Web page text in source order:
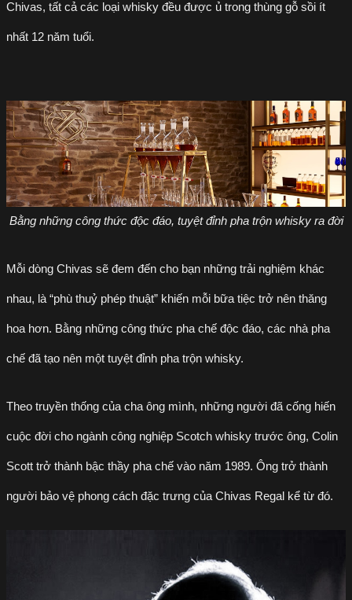
Chivas, tất cả các loại whisky đều được ủ trong thùng gỗ sồi ít
nhất 12 năm tuổi.
Bằng những công thức độc đáo, tuyệt đỉnh pha trộn whisky ra đời
Mỗi dòng Chivas sẽ đem đến cho bạn những trải nghiệm khác
nhau, là “phù thuỷ phép thuật” khiến mỗi bữa tiệc trở nên thăng
hoa hơn. Bằng những công thức pha chế độc đáo, các nhà pha
chế đã tạo nên một tuyệt đỉnh pha trộn whisky.
Theo truyền thống của cha ông mình, những người đã cống hiến
cuộc đời cho ngành công nghiệp Scotch whisky trước ông, Colin
Scott trở thành bậc thầy pha chế vào năm 1989. Ông trở thành
người bảo vệ phong cách đặc trưng của Chivas Regal kể từ đó.